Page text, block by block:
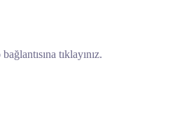
tıklayınız.